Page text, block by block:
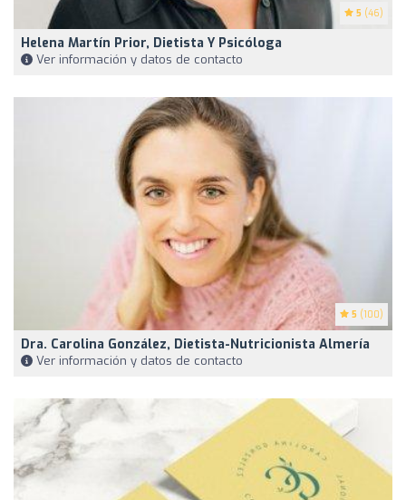
5 (46)
Helena Martín Prior, Dietista Y Psicóloga
Ver información y datos de contacto
5 (100)
Dra. Carolina González, Dietista-Nutricionista Almería
Ver información y datos de contacto